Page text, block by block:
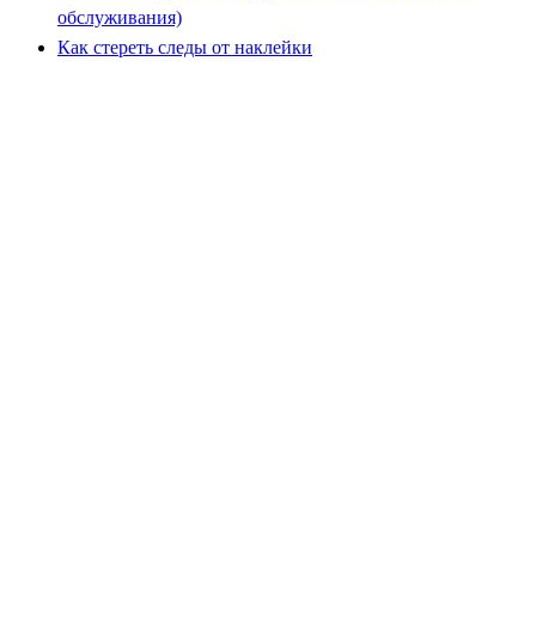
обслуживания)
Как стереть следы от наклейки